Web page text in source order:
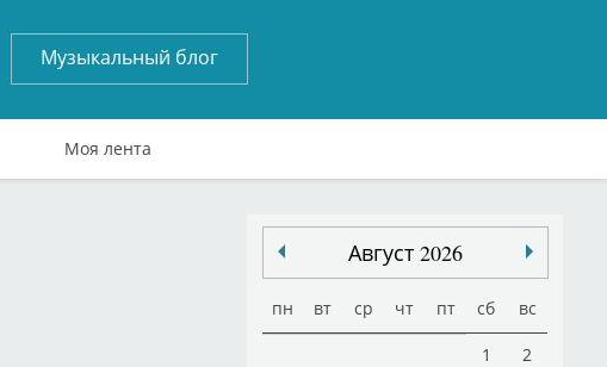
Музыкальный блог
Моя лента
Август 2026
пн вт ср чт пт сб вс
1
2